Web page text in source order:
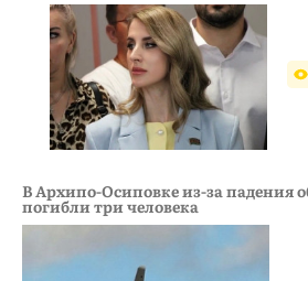
В Архипо-Осиповке из-за падения
погибли три человека